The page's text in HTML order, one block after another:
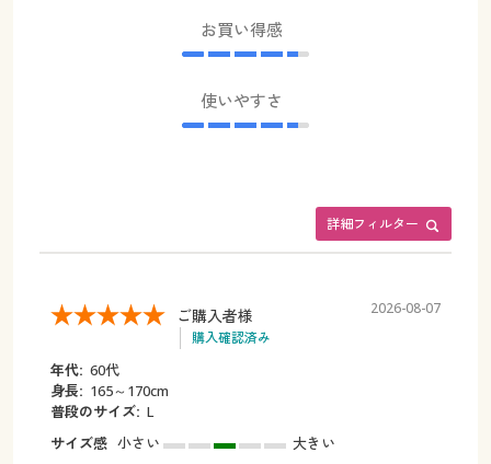
お買い得感
使いやすさ
詳細フィルター
ご購入者様
購入確認済み
2026-08-07
年代: 60代
身長: 165～170cm
普段のサイズ: L
サイズ感 小さい
大きい